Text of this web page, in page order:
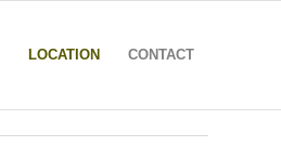
LOCATION CONTACT